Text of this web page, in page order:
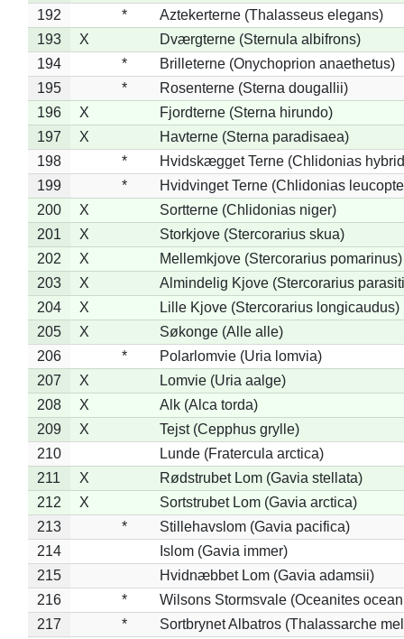
192
*
Aztekerterne (Thalasseus elegans)
193
X
Dværgterne (Sternula albifrons)
194
*
Brilleterne (Onychoprion anaethetus)
195
*
Rosenterne (Sterna dougallii)
196
X
Fjordterne (Sterna hirundo)
197
X
Havterne (Sterna paradisaea)
198
*
Hvidskægget Terne (Chlidonias
199
*
Hvidvinget Terne (Chlidonias
200
X
Sortterne (Chlidonias niger)
201
X
Storkjove (Stercorarius skua)
202
X
Mellemkjove (Stercorarius pomarinus)
203
X
Almindelig Kjove (Stercorarius
204
X
Lille Kjove (Stercorarius longicaudus)
205
X
Søkonge (Alle alle)
206
*
Polarlomvie (Uria lomvia)
207
X
Lomvie (Uria aalge)
208
X
Alk (Alca torda)
209
X
Tejst (Cepphus grylle)
210
Lunde (Fratercula arctica)
211
X
Rødstrubet Lom (Gavia stellata)
212
X
Sortstrubet Lom (Gavia arctica)
213
*
Stillehavslom (Gavia pacifica)
214
Islom (Gavia immer)
215
Hvidnæbbet Lom (Gavia adamsii)
216
*
Wilsons Stormsvale (Oceanites
217
*
Sortbrynet Albatros (Thalassarche